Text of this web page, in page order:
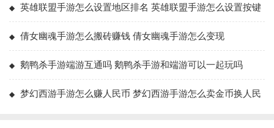
英雄联盟手游怎么设置地区排名 英雄联盟手游怎么设置按键
倩女幽魂手游怎么搬砖赚钱 倩女幽魂手游怎么变现
鹅鸭杀手游端游互通吗 鹅鸭杀手游和端游可以一起玩吗
梦幻西游手游怎么赚人民币 梦幻西游手游怎么卖金币换人民